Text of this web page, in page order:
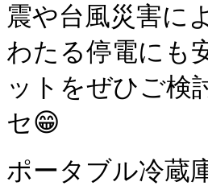
震や台風災害に
わたる停電にも
ットをぜひご検
セ😁
ポータブル冷蔵